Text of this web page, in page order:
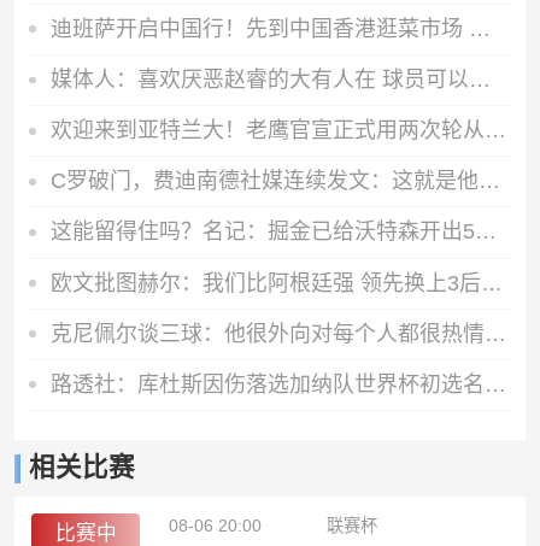
迪班萨开启中国行！先到中国香港逛菜市场 又与李小龙铜像合影
媒体人：喜欢厌恶赵睿的大有人在 球员可以发挥失常但不能没拼劲
欢迎来到亚特兰大！老鹰官宣正式用两次轮从雷霆换来阿隆·维金斯
C罗破门，费迪南德社媒连续发文：这就是他的拿手好戏！GOAT！
这能留得住吗？名记：掘金已给沃特森开出5年7000万的续约报价
欧文批图赫尔：我们比阿根廷强 领先换上3后卫传达了什么信号？
克尼佩尔谈三球：他很外向对每个人都很热情 现在确实有些想念他
路透社：库杜斯因伤落选加纳队世界杯初选名单，拉赫曼·巴巴回归
相关比赛
比赛中 08-06 20:00
联赛杯